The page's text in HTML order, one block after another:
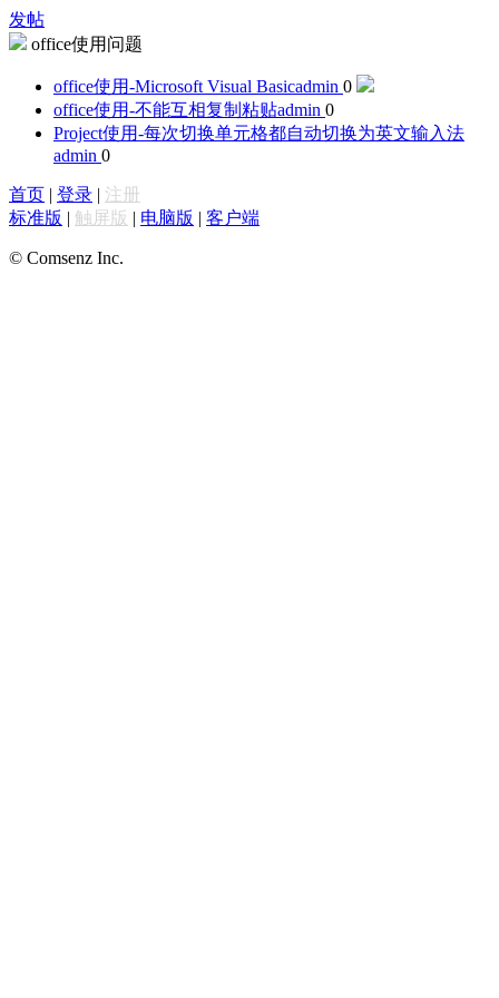
发帖
office使用问题
office使用-Microsoft Visual Basicadmin 0
office使用-不能互相复制粘贴admin 0
Project使用-每次切换单元格都自动切换为英文输入法
admin 0
首页 | 登录 | 注册
标准版 | 触屏版 | 电脑版 | 客户端
© Comsenz Inc.